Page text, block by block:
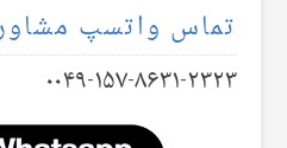
تماس واتسپ
۰۰۴۹-۱۵۷-۸۶۳۱-۲۳۲۳